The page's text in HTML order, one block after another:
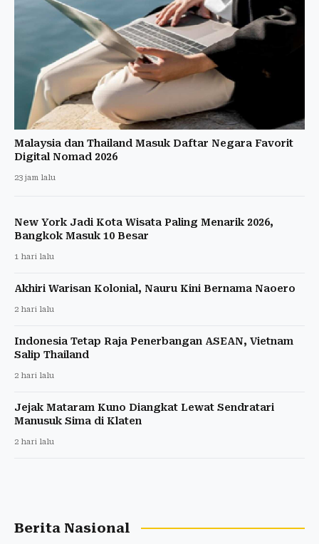
Malaysia dan Thailand Masuk Daftar Negara Favorit
Digital Nomad 2026
23 jam lalu
New York Jadi Kota Wisata Paling Menarik 2026,
Bangkok Masuk 10 Besar
1 hari lalu
Akhiri Warisan Kolonial, Nauru Kini Bernama Naoero
2 hari lalu
Indonesia Tetap Raja Penerbangan ASEAN, Vietnam
Salip Thailand
2 hari lalu
Jejak Mataram Kuno Diangkat Lewat Sendratari
Manusuk Sima di Klaten
2 hari lalu
Berita Nasional